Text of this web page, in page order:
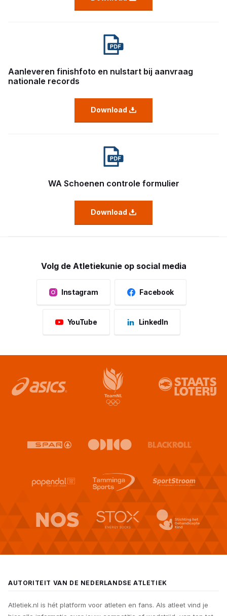
Aanleveren finishfoto en nulstart bij aanvraag
nationale records
Download
WA Schoenen controle formulier
Download
Volg de Atletiekunie op social media
Instagram Facebook
YouTube LinkedIn
AUTORITEIT VAN DE NEDERLANDSE ATLETIEK
Atletiek.nl is hét platform voor atleten en fans. Als atleet vind je